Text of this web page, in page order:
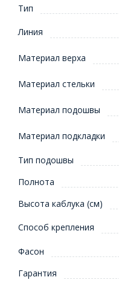
Тип
Линия
Материал верха
Материал стельки
Материал подошвы
Материал подкладки
Тип подошвы
Полнота
Высота каблука (см)
Способ крепления
Фасон
Гарантия